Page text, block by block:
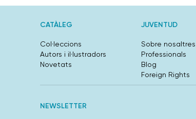
CATÀLEG
Col·leccions
Autors i il·lustradors
Novetats
JUVENTUD
Sobre nosaltres
Professionals
Blog
Foreign Rights
NEWSLETTER